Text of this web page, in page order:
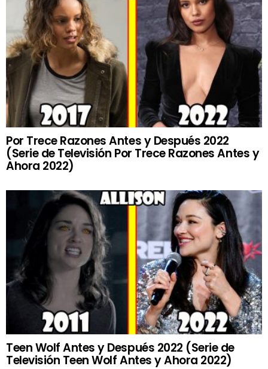
Por Trece Razones Antes y Después 2022
(Serie de Televisión Por Trece Razones Antes y
Ahora 2022)
Teen Wolf Antes y Después 2022 (Serie de
Televisión Teen Wolf Antes y Ahora 2022)